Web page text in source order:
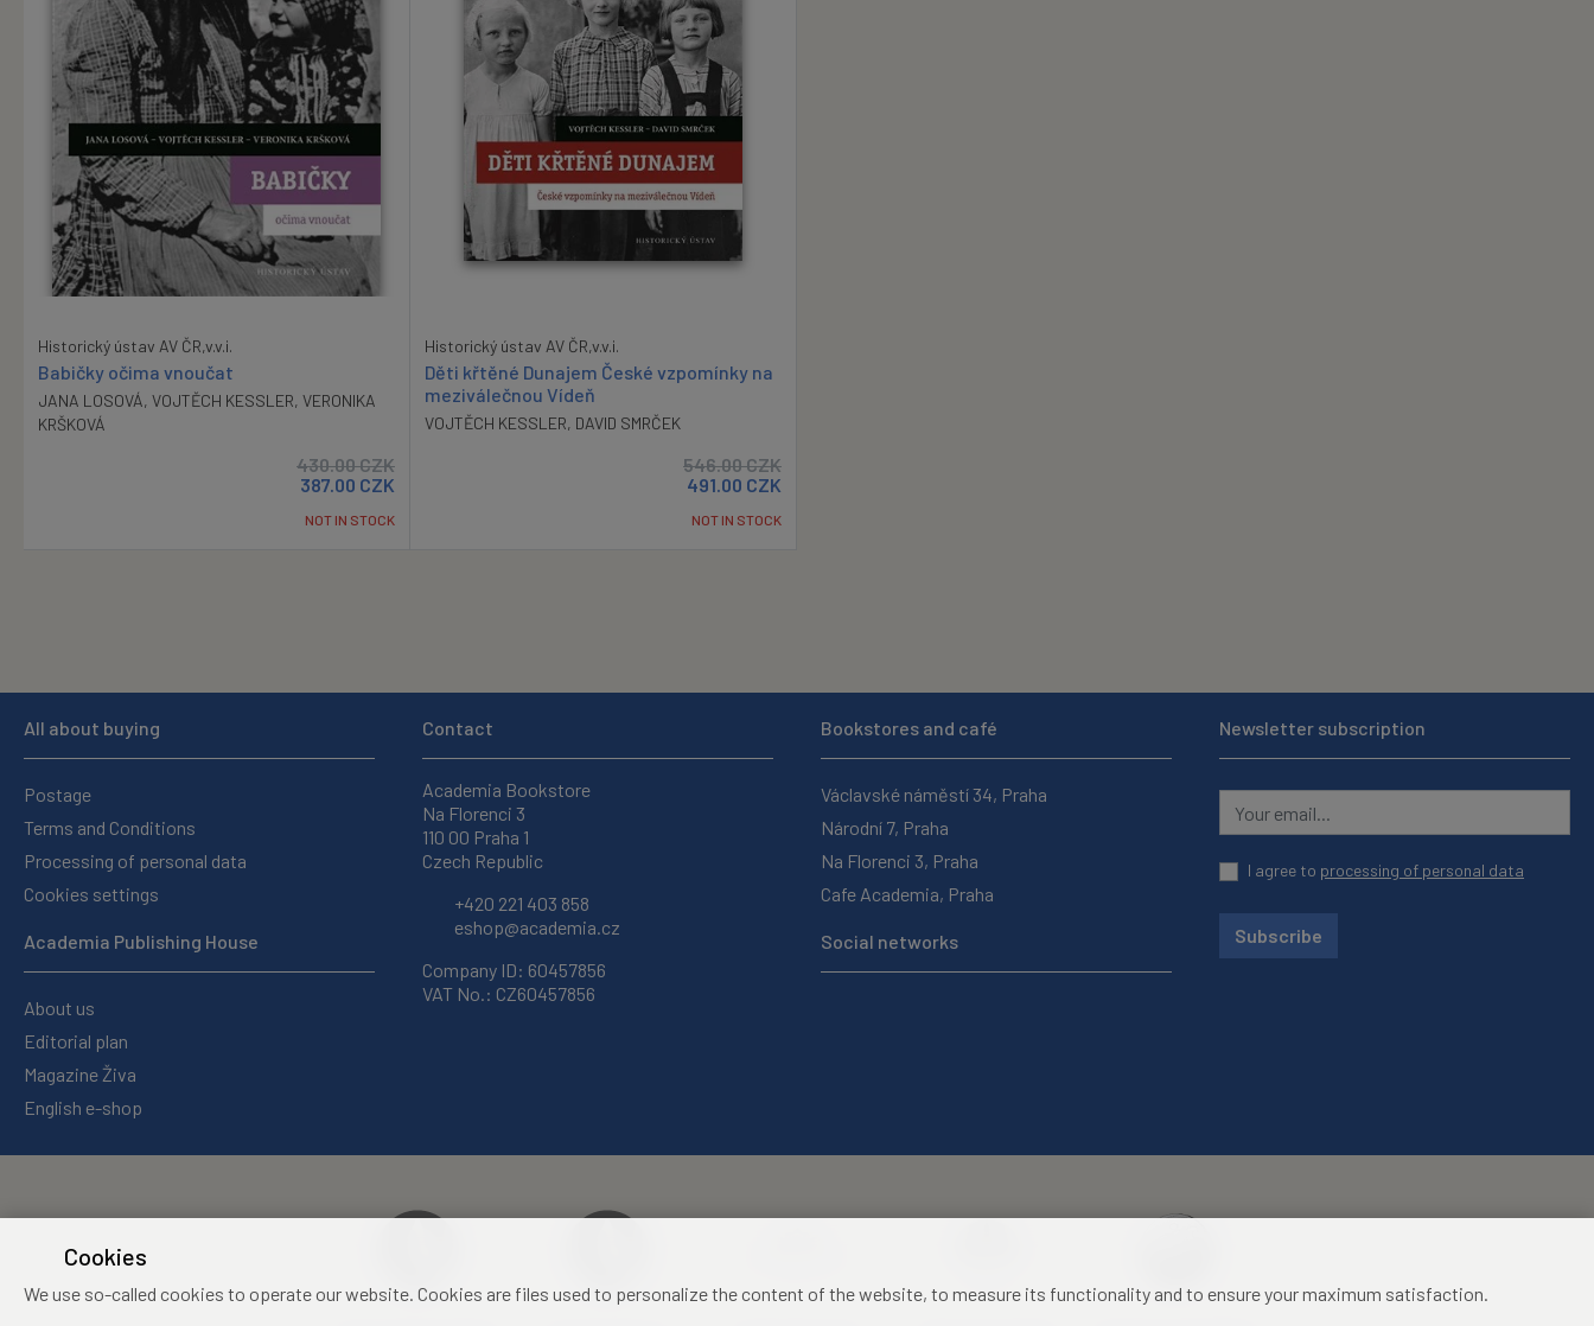
Historický ústav AV ČR,v.v.i.
Babičky očima vnoučat
JANA LOSOVÁ, VOJTĚCH KESSLER, VERONIKA
KRŠKOVÁ
430.00CZK
387.00 CZK
NOT IN STOCK
Historický ústav AV ČR,v.v.i.
Děti křtěné Dunajem České vzpomínky na
meziválečnou Vídeň
VOJTĚCH KESSLER, DAVID SMRČEK
546.00CZK
491.00 CZK
NOT IN STOCK
All about buying
Postage
Terms and Conditions
Processing of personal data
Cookies settings
Academia Publishing House
About us
Editorial plan
Magazine Živa
English e-shop
Contact
Academia Bookstore
Na Florenci 3
110 00 Praha 1
Czech Republic
+420 221 403 858
eshop@academia.cz
Company ID: 60457856
VAT No.: CZ60457856
Bookstores and café
Václavské náměstí 34, Praha
Národní 7, Praha
Na Florenci 3, Praha
Cafe Academia, Praha
Social networks
Newsletter subscription
I agree to processing of personal data
Subscribe
Cookies
We use so-called cookies to operate our website. Cookies are files used to personalize the content of the website, to measure its functionality and to ensure your maximum satisfaction.